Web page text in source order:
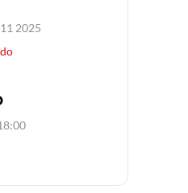
2025